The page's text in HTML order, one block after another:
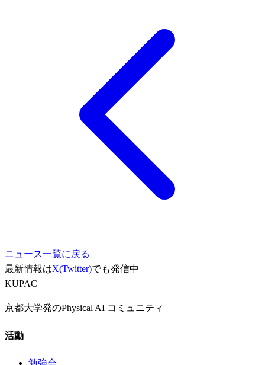
ニュース一覧に戻る
最新情報はX(Twitter)でも発信中
KUPAC
京都大学発のPhysical AI コミュニティ
活動
勉強会